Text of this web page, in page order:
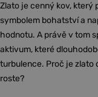
Zlato je cenný kov, který
symbolem bohatství a
hodnotu. A právě v tom
aktivum, které
turbulence. Proč je zlato
roste?